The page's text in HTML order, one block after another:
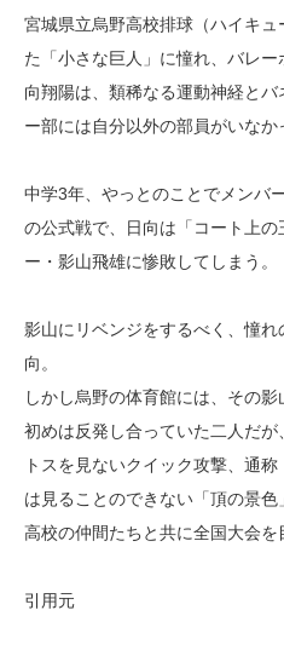
宮城県立烏野高校排球（ハイキ
た「小さな巨人」に憧れ、バレ
向翔陽は、類稀なる運動神経と
ー部には自分以外の部員がいなか
中学3年、やっとのことでメンバ
の公式戦で、日向は「コート上
ー・影山飛雄に惨敗してしまう。
影山にリベンジをするべく、憧
向。
しかし烏野の体育館には、その影
初めは反発し合っていた二人だ
トスを見ないクイック攻撃、通
は見ることのできない「頂の景
高校の仲間たちと共に全国大会を
引用元